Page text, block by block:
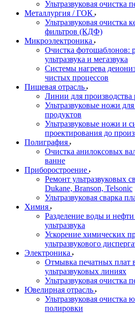
Ультразвуковая очистка
Металлургия / ГОК
Ультразвуковая очистка
фильтров (КДФ)
Микроэлектроника
Очистка фотошаблонов:
ультразвука и мегазвука
Системы нагрева
чистых процессов
Пищевая отрасль
Линии для производства
Ультразвуковые ножи
продуктов
Ультразвуковые ножи и
проектирования до
Полиграфия
Очистка анилоксовых
ванне
Приборостроение
Ремонт ультразвуковых
Dukane, Branson, Telsonic
Ультразвуковая сварка
Химия
Разделение воды и
ультразвука
Ускорение химических
ультразвукового
Электроника
Отмывка печатных плат
ультразвуковых линиях
Ультразвуковая очистка
Ювелирная отрасль
Ультразвуковая очистка
полировки